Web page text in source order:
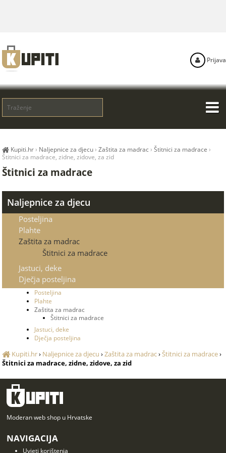
Kupiti.hr› Naljepnice za djecu ›Zaštita za madrac ›Štitnici za madrace ›
Štitnici za madrace, zidne, zidove, za zid
Štitnici za madrace
Naljepnice za djecu
Posteljina
Plahte
Zaštita za madrac
Štitnici za madrace
Jastuci, deke
Dječja posteljina
Posteljina
Plahte
Zaštita za madrac
Štitnici za madrace
Jastuci, deke
Dječja posteljina
Kupiti.hr› Naljepnice za djecu ›Zaštita za madrac›Štitnici za madrace›
Štitnici za madrace, zidne, zidove, za zid
Prijava
Moderan web shop u Hrvatske
NAVIGACIJA
Uvjeti korištenja